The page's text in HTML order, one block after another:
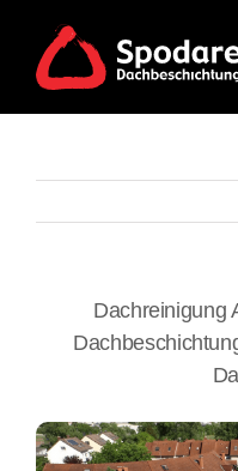
content
Dachreinigung